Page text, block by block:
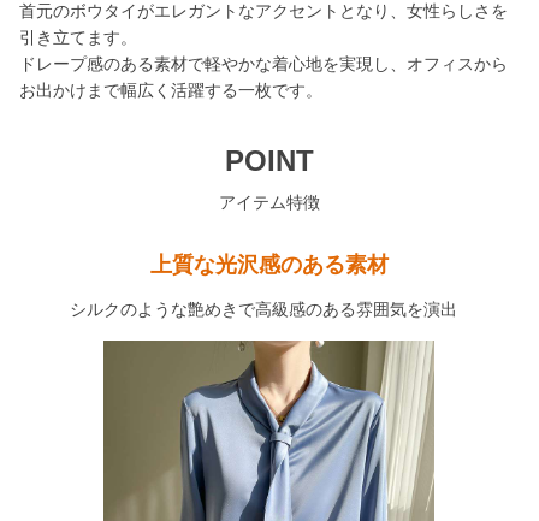
首元のボウタイがエレガントなアクセントとなり、女性らしさを
引き立てます。
ドレープ感のある素材で軽やかな着心地を実現し、オフィスから
お出かけまで幅広く活躍する一枚です。
POINT
アイテム特徴
上質な光沢感のある素材
シルクのような艶めきで高級感のある雰囲気を演出